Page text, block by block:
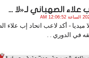
علاء الصهباني لـ«لا ...
- أكد لاعب اتحاد إب علاء
في الدوري . .